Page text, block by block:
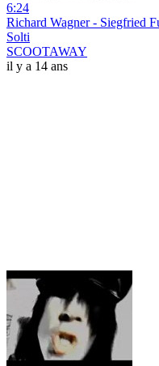
6:24
Richard Wagner - Siegfried
Solti
SCOOTAWAY
il y a 14 ans